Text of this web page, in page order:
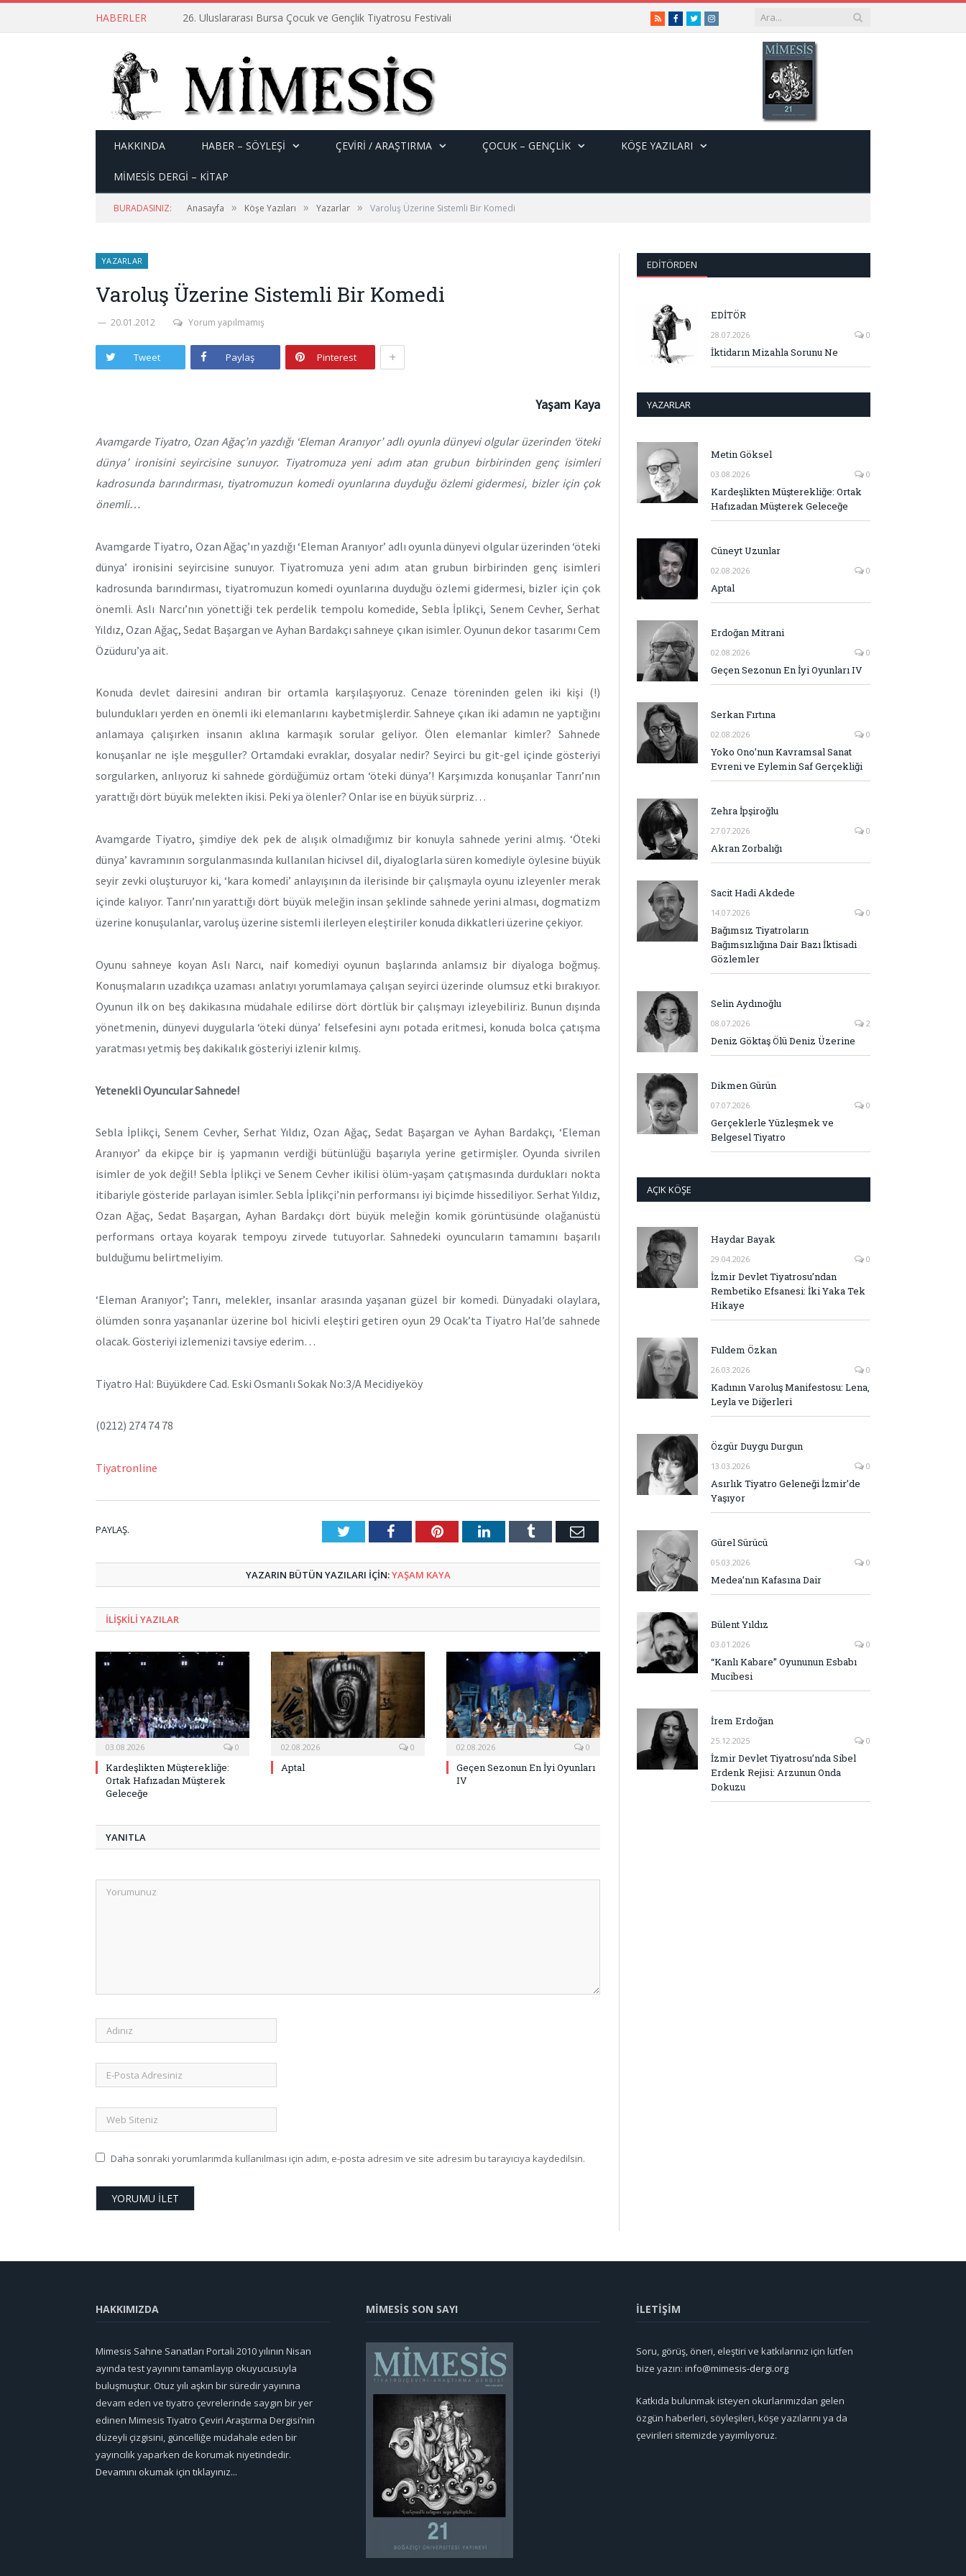
HABERLER 26. Uluslararası Bursa Çocuk ve Gençlik Tiyatrosu Festivali RSSFacebook
TwitterInstagram
HAKKINDA HABER – SÖYLEŞI ÇEVİRİ / ARAŞTIRMA ÇOCUK – GENÇLIK KÖŞE YAZILARI
MİMESİS DERGİ – KİTAP
BURADASINIZ: Anasayfa » Köşe Yazıları » Yazarlar » Varoluş Üzerine Sistemli Bir Komedi
YAZARLAR
Varoluş Üzerine Sistemli Bir Komedi
20.01.2012 Yorum yapılmamış
Tweet Paylaş Pinterest +
Yaşam Kaya
Avamgarde Tiyatro, Ozan Ağaç’ın yazdığı ‘Eleman Aranıyor’ adlı oyunla dünyevi olgular üzerinden ‘öteki
dünya’ ironisini seyircisine sunuyor. Tiyatromuza yeni adım atan grubun birbirinden genç isimleri
kadrosunda barındırması, tiyatromuzun komedi oyunlarına duyduğu özlemi gidermesi, bizler için çok
önemli…
Avamgarde Tiyatro, Ozan Ağaç’ın yazdığı ‘Eleman Aranıyor’ adlı oyunla dünyevi olgular üzerinden ‘öteki
dünya’ ironisini seyircisine sunuyor. Tiyatromuza yeni adım atan grubun birbirinden genç isimleri
kadrosunda barındırması, tiyatromuzun komedi oyunlarına duyduğu özlemi gidermesi, bizler için çok
önemli. Aslı Narcı’nın yönettiği tek perdelik tempolu komedide, Sebla İplikçi, Senem Cevher, Serhat
Yıldız, Ozan Ağaç, Sedat Başargan ve Ayhan Bardakçı sahneye çıkan isimler. Oyunun dekor tasarımı Cem
Özüduru’ya ait.
Konuda devlet dairesini andıran bir ortamla karşılaşıyoruz. Cenaze töreninden gelen iki kişi (!)
bulundukları yerden en önemli iki elemanlarını kaybetmişlerdir. Sahneye çıkan iki adamın ne yaptığını
anlamaya çalışırken insanın aklına karmaşık sorular geliyor. Ölen elemanlar kimler? Sahnede
konuşanlar ne işle meşguller? Ortamdaki evraklar, dosyalar nedir? Seyirci bu git-gel içinde gösteriyi
sorgularken, anlıyoruz ki sahnede gördüğümüz ortam ‘öteki dünya’! Karşımızda konuşanlar Tanrı’nın
yarattığı dört büyük melekten ikisi. Peki ya ölenler? Onlar ise en büyük sürpriz…
Avamgarde Tiyatro, şimdiye dek pek de alışık olmadığımız bir konuyla sahnede yerini almış. ‘Öteki
dünya’ kavramının sorgulanmasında kullanılan hicivsel dil, diyaloglarla süren komediyle öylesine büyük
seyir zevki oluşturuyor ki, ‘kara komedi’ anlayışının da ilerisinde bir çalışmayla oyunu izleyenler merak
içinde kalıyor. Tanrı’nın yarattığı dört büyük meleğin insan şeklinde sahnede yerini alması, dogmatizm
üzerine konuşulanlar, varoluş üzerine sistemli ilerleyen eleştiriler konuda dikkatleri üzerine çekiyor.
Oyunu sahneye koyan Aslı Narcı, naif komediyi oyunun başlarında anlamsız bir diyaloga boğmuş.
Konuşmaların uzadıkça uzaması anlatıyı yorumlamaya çalışan seyirci üzerinde olumsuz etki bırakıyor.
Oyunun ilk on beş dakikasına müdahale edilirse dört dörtlük bir çalışmayı izleyebiliriz. Bunun dışında
yönetmenin, dünyevi duygularla ‘öteki dünya’ felsefesini aynı potada eritmesi, konuda bolca çatışma
yaratması yetmiş beş dakikalık gösteriyi izlenir kılmış.
Yetenekli Oyuncular Sahnede!
Sebla İplikçi, Senem Cevher, Serhat Yıldız, Ozan Ağaç, Sedat Başargan ve Ayhan Bardakçı, ‘Eleman
Aranıyor’ da ekipçe bir iş yapmanın verdiği bütünlüğü başarıyla yerine getirmişler. Oyunda sivrilen
isimler de yok değil! Sebla İplikçi ve Senem Cevher ikilisi ölüm-yaşam çatışmasında durdukları nokta
itibariyle gösteride parlayan isimler. Sebla İplikçi’nin performansı iyi biçimde hissediliyor. Serhat Yıldız,
Ozan Ağaç, Sedat Başargan, Ayhan Bardakçı dört büyük meleğin komik görüntüsünde olağanüstü
performans ortaya koyarak tempoyu zirvede tutuyorlar. Sahnedeki oyuncuların tamamını başarılı
bulduğumu belirtmeliyim.
‘Eleman Aranıyor’; Tanrı, melekler, insanlar arasında yaşanan güzel bir komedi. Dünyadaki olaylara,
ölümden sonra yaşananlar üzerine bol hicivli eleştiri getiren oyun 29 Ocak’ta Tiyatro Hal’de sahnede
olacak. Gösteriyi izlemenizi tavsiye ederim…
Tiyatro Hal: Büyükdere Cad. Eski Osmanlı Sokak No:3/A Mecidiyeköy
(0212) 274 74 78
Tiyatronline
PAYLAŞ. TwitterFacebookPinterestLinkedInTumblr E-
YAZARIN BÜTÜN YAZILARI IÇIN:YAŞAM KAYA
ILIŞKILI YAZILAR
03.08.2026 0
Kardeşlikten Müşterekliğe:
Ortak Hafızadan Müşterek
Geleceğe
02.08.2026 0
Aptal
02.08.2026 0
Geçen Sezonun En İyi Oyunları
IV
YANITLA
Daha sonraki yorumlarımda kullanılması için adım, e-posta adresim ve site adresim bu tarayıcıya kaydedilsin.
EDITÖRDEN
EDİTÖR
28.07.2026 0
İktidarın Mizahla Sorunu Ne
YAZARLAR
Metin Göksel
03.08.2026 0
Kardeşlikten Müşterekliğe: Ortak
Hafızadan Müşterek Geleceğe
Cüneyt Uzunlar
02.08.2026 0
Aptal
Erdoğan Mitrani
02.08.2026 0
Geçen Sezonun En İyi Oyunları IV
Serkan Fırtına
02.08.2026 0
Yoko Ono’nun Kavramsal Sanat
Evreni ve Eylemin Saf Gerçekliği
Zehra İpşiroğlu
27.07.2026 0
Akran Zorbalığı
Sacit Hadi Akdede
14.07.2026 0
Bağımsız Tiyatroların
Bağımsızlığına Dair Bazı İktisadi
Gözlemler
Selin Aydınoğlu
08.07.2026 2
Deniz Göktaş Ölü Deniz Üzerine
Dikmen Gürün
07.07.2026 0
Gerçeklerle Yüzleşmek ve
Belgesel Tiyatro
AÇIK KÖŞE
Haydar Bayak
29.04.2026 0
İzmir Devlet Tiyatrosu’ndan
Rembetiko Efsanesi: İki Yaka Tek
Hikaye
Fuldem Özkan
26.03.2026 0
Kadının Varoluş Manifestosu: Lena,
Leyla ve Diğerleri
Özgür Duygu Durgun
13.03.2026 0
Asırlık Tiyatro Geleneği İzmir’de
Yaşıyor
Gürel Sürücü
05.03.2026 0
Medea’nın Kafasına Dair
Bülent Yıldız
03.01.2026 0
“Kanlı Kabare” Oyununun Esbabı
Mucibesi
İrem Erdoğan
25.12.2025 0
İzmir Devlet Tiyatrosu’nda Sibel
Erdenk Rejisi: Arzunun Onda
Dokuzu
HAKKIMIZDA
Mimesis Sahne Sanatları Portali 2010 yılının Nisan
ayında test yayınını tamamlayıp okuyucusuyla
buluşmuştur. Otuz yılı aşkın bir süredir yayınına
devam eden ve tiyatro çevrelerinde saygın bir yer
edinen Mimesis Tiyatro Çeviri Araştırma Dergisi’nin
düzeyli çizgisini, güncelliğe müdahale eden bir
yayıncılık yaparken de korumak niyetindedir.
Devamını okumak için tıklayınız...
MİMESİS SON SAYI İLETİŞİM
Soru, görüş, öneri, eleştiri ve katkılarınız için lütfen
bize yazın: info@mimesis-dergi.org
Katkıda bulunmak isteyen okurlarımızdan gelen
özgün haberleri, söyleşileri, köşe yazılarını ya da
çevirileri sitemizde yayımlıyoruz.